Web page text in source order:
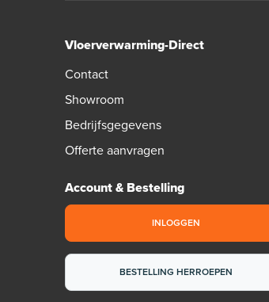
Vloerverwarming-Direct
Contact
Showroom
Bedrijfsgegevens
Offerte aanvragen
Account & Bestelling
INLOGGEN
BESTELLING HERROEPEN